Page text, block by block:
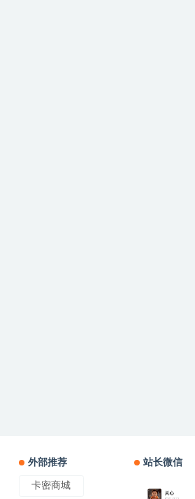
外部推荐
卡密商城
站长微信